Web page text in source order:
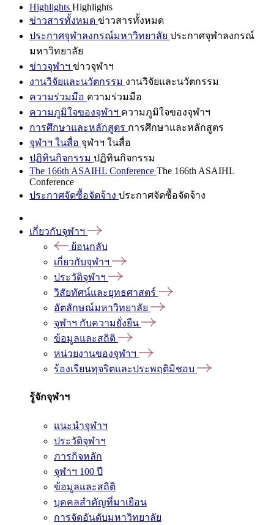
Highlights Highlights
ข่าวสารทั้งหมด ข่าวสารทั้งหมด
ประกาศจุฬาลงกรณ์มหาวิทยาลัย ประกาศจุฬาลงกรณ์
มหาวิทยาลัย
ข่าวจุฬาฯ ข่าวจุฬาฯ
งานวิจัยและนวัตกรรม งานวิจัยและนวัตกรรม
ความร่วมมือ ความร่วมมือ
ความภูมิใจของจุฬาฯ ความภูมิใจของจุฬาฯ
การศึกษาและหลักสูตร การศึกษาและหลักสูตร
จุฬาฯ ในสื่อ จุฬาฯ ในสื่อ
ปฏิทินกิจกรรม ปฏิทินกิจกรรม
The 166th ASAIHL Conference The 166th ASAIHL
Conference
ประกาศจัดซื้อจัดจ้าง ประกาศจัดซื้อจัดจ้าง
เกี่ยวกับจุฬาฯ
ย้อนกลับ
เกี่ยวกับจุฬาฯ
ประวัติจุฬาฯ
วิสัยทัศน์และยุทธศาสตร์
อัตลักษณ์มหาวิทยาลัย
จุฬาฯ กับความยั่งยืน
ข้อมูลและสถิติ
หน่วยงานของจุฬาฯ
ร้องเรียนทุจริตและประพฤติมิชอบ
รู้จักจุฬาฯ
แนะนำจุฬาฯ
ประวัติจุฬาฯ
ภารกิจหลัก
จุฬาฯ 100 ปี
ข้อมูลและสถิติ
บุคคลสำคัญที่มาเยือน
การจัดอันดับมหาวิทยาลัย